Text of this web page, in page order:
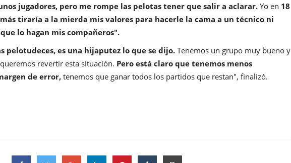
jugadores, pero me rompe las pelotas tener que salir a aclarar. Yo en 18
tiraría a la mierda mis valores para hacerle la cama a un técnico ni
lo hagan mis compañeros".
pelotudeces, es una hijaputez lo que se dijo. Tenemos un grupo muy bueno y
revertir esta situación. Pero está claro que tenemos menos
de error, tenemos que ganar todos los partidos que restan", finalizó.